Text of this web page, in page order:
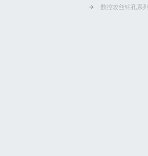
数控攻丝钻孔系列